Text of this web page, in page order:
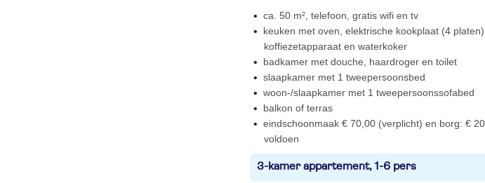
ca. 50 m², telefoon, gratis wifi en tv
keuken met oven, elektrische kookplaat (4
koffiezetapparaat en waterkoker
badkamer met douche, haardroger en toilet
slaapkamer met 1 tweepersoonsbed
woon-/slaapkamer met 1 tweepersoonssofabed
balkon of terras
eindschoonmaak € 70,00 (verplicht) en borg: €
voldoen
3-kamer appartement, 1-6 pers